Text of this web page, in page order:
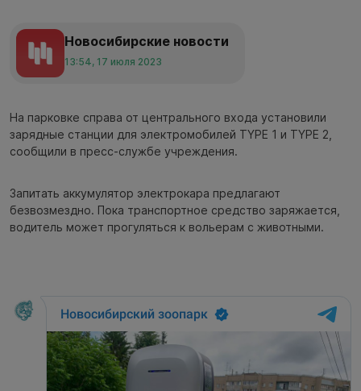
Новосибирские новости
13:54, 17 июля 2023
На парковке справа от центрального входа установили
зарядные станции для электромобилей TYPE 1 и TYPE 2,
сообщили в пресс-службе учреждения.
Запитать аккумулятор электрокара предлагают
безвозмездно. Пока транспортное средство заряжается,
водитель может прогуляться к вольерам с животными.